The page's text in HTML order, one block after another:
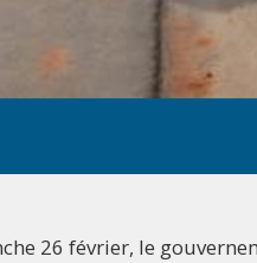
26 février, le